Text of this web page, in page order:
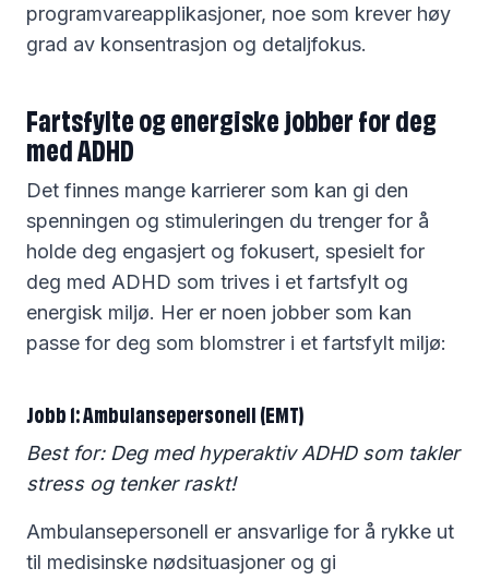
programvareapplikasjoner, noe som krever høy
grad av konsentrasjon og detaljfokus.
Fartsfylte og energiske jobber for deg
med ADHD
Det finnes mange karrierer som kan gi den
spenningen og stimuleringen du trenger for å
holde deg engasjert og fokusert, spesielt for
deg med ADHD som trives i et fartsfylt og
energisk miljø. Her er noen jobber som kan
passe for deg som blomstrer i et fartsfylt miljø:
Jobb 1: Ambulansepersonell (EMT)
Best for: Deg med hyperaktiv ADHD som takler
stress og tenker raskt!
Ambulansepersonell er ansvarlige for å rykke ut
til medisinske nødsituasjoner og gi